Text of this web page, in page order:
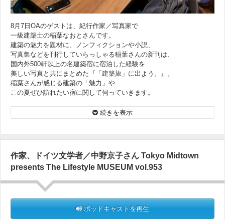
8月7日OAのゲストは、紀行作家／写真家で
一級建築士の稲葉なおとさんです。
建築の魅力を題材に、ノンフィクションや小説、
写真集などを刊行していらっしゃる稲葉さんの新刊は、
国内外500軒以上の名建築宿に宿泊した経験を
美しい写真と共にまとめた『「建築旅」に出よう。』。
稲葉さんが感じる建築の「魅力」や
この夏ぜひ訪れたい宿に関して伺っていきます。
https://www.shinko-music.co.jp/item/pid0655060/
＜オンエア楽曲＞
Jorge Ben『Taj Mahal』
続きを表示
作家、ドイツ文学者／中野京子さん Tokyo Midtown
presents The Lifestyle MUSEUM vol.953
ポッドキャストを再生